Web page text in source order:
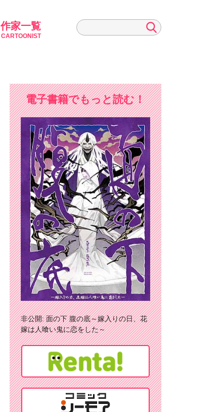
作家一覧
CARTOONIST
電子書籍でもっと読む！
非公開: 面の下 腹の底～嫁入りの日、花
嫁は人喰い鬼に恋をした～